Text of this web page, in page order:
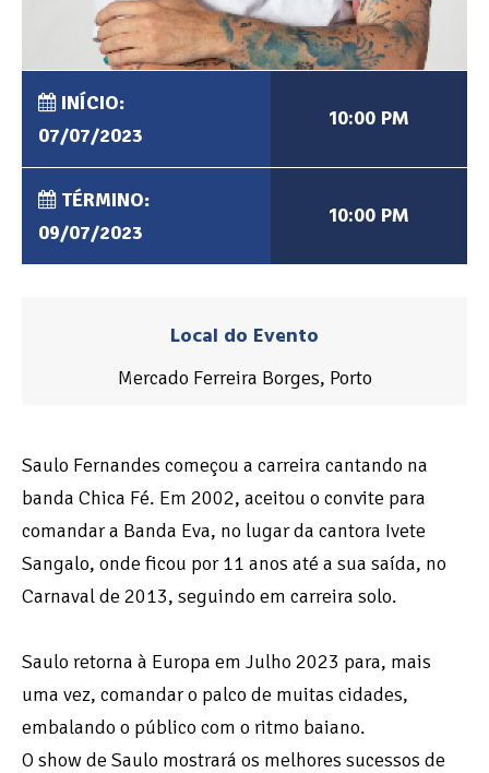
INÍCIO:
07/07/2023
10:00 PM
TÉRMINO:
09/07/2023
10:00 PM
Local do Evento
Mercado Ferreira Borges, Porto
Saulo Fernandes começou a carreira cantando na
banda Chica Fé. Em 2002, aceitou o convite para
comandar a Banda Eva, no lugar da cantora Ivete
Sangalo, onde ficou por 11 anos até a sua saída, no
Carnaval de 2013, seguindo em carreira solo.
Saulo retorna à Europa em Julho 2023 para, mais
uma vez, comandar o palco de muitas cidades,
embalando o público com o ritmo baiano.
O show de Saulo mostrará os melhores sucessos de